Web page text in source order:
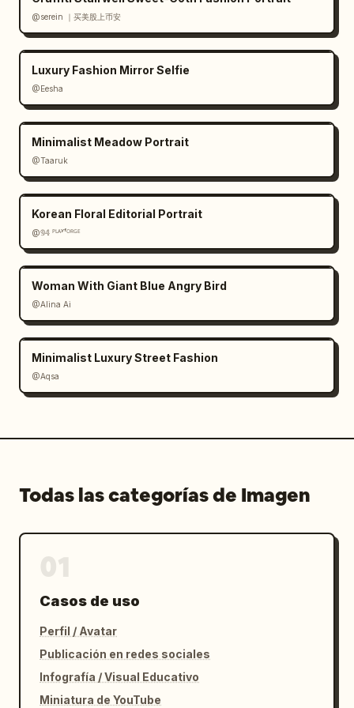
estilo comercial tierno, superficies
brillantes y limpias, bokeh suave, estética
kawaii pastel, alto nivel de detalle, sin
sombras duras.
Restricciones: Mantén todo el texto visible
de línea en el tablero y exactamente 8
cápsulas dentro de la máquina. No añadas
extra, marcas de agua, logotipos de marcas
@serein ｜买美股上币安
Luxury Fashion Mirror Selfie
@Eesha
Minimalist Meadow Portrait
@Taaruk
Korean Floral Editorial Portrait
@𝟡𝟜 ᴾᴸᴬʸᶠᴼᴿᴳᴱ
Woman With Giant Blue Angry Bird
@Alina Ai
Minimalist Luxury Street Fashion
@Aqsa
Todas las categorías de Imagen
Casos de uso
Perfil / Avatar
Publicación en redes sociales
Infografía / Visual Educativo
Miniatura de YouTube